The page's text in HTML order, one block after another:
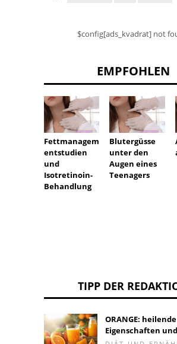
$config[ads_kvadrat] not
EMPFOHLEN
Fettmanagem
entstudien
und
Isotretinoin-
Behandlung
Blutergüsse
unter den
Augen eines
Teenagers
TIPP DER
ORANGE: heilende
Eigenschaften